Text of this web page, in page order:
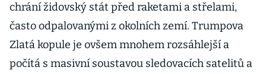
chrání židovský stát před raketami a střelami,
často odpalovanými z okolních zemí. Trumpova
Zlatá kopule je ovšem mnohem rozsáhlejší a
počítá s masivní soustavou sledovacích satelitů a